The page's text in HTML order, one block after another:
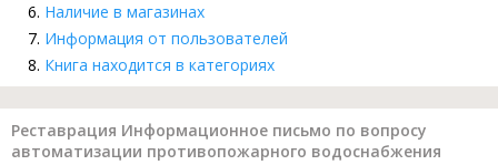
Наличие в магазинах
Информация от пользователей
Книга находится в категориях
Реставрация Информационное письмо по вопросу
автоматизации противопожарного водоснабжения